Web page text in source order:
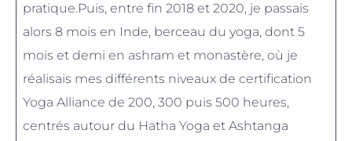
pratique.Puis, entre fin 2018 et 2020, je passais
alors 8 mois en Inde, berceau du yoga, dont 5
mois et demi en ashram et monastère, où je
réalisais mes différents niveaux de certification
Yoga Alliance de 200, 300 puis 500 heures,
centrés autour du Hatha Yoga et Ashtanga